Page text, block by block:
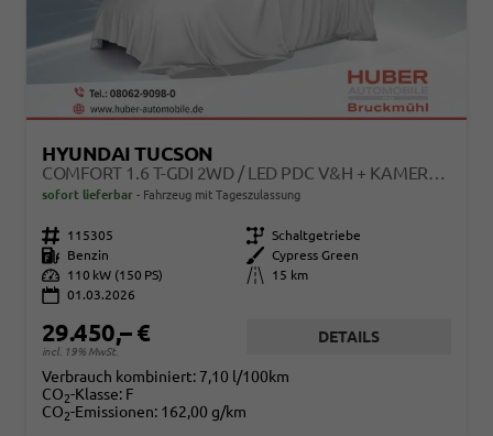
HYUNDAI TUCSON
COMFORT 1.6 T-GDI 2WD / LED PDC V&H + KAMERA SITZ LENKRADHEIZUNG ALU 18"
sofort lieferbar Fahrzeug mit Tageszulassung
Fahrzeugnr. 115305 Getriebe Schaltgetriebe
Kraftstoff
Benzin Außenfarbe
Cypress Green
Leistung
110 kW (150 PS) Kilometerstand
15 km
01.03.2026
29.450,– €
incl. 19% MwSt.
DETAILS
Verbrauch kombiniert: 7,10 l/100km
CO2-Klasse: F
CO2-Emissionen: 162,00 g/km